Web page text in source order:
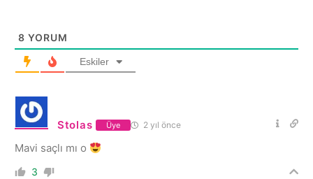
8 YORUM
Eskiler
Stolas Üye 2 yıl önce
Mavi saçlı mı o
3